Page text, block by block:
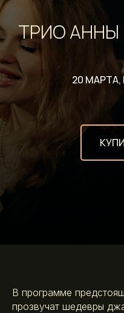
ТРИО
20 МАРТА,
В программе
прозвучат шедевры